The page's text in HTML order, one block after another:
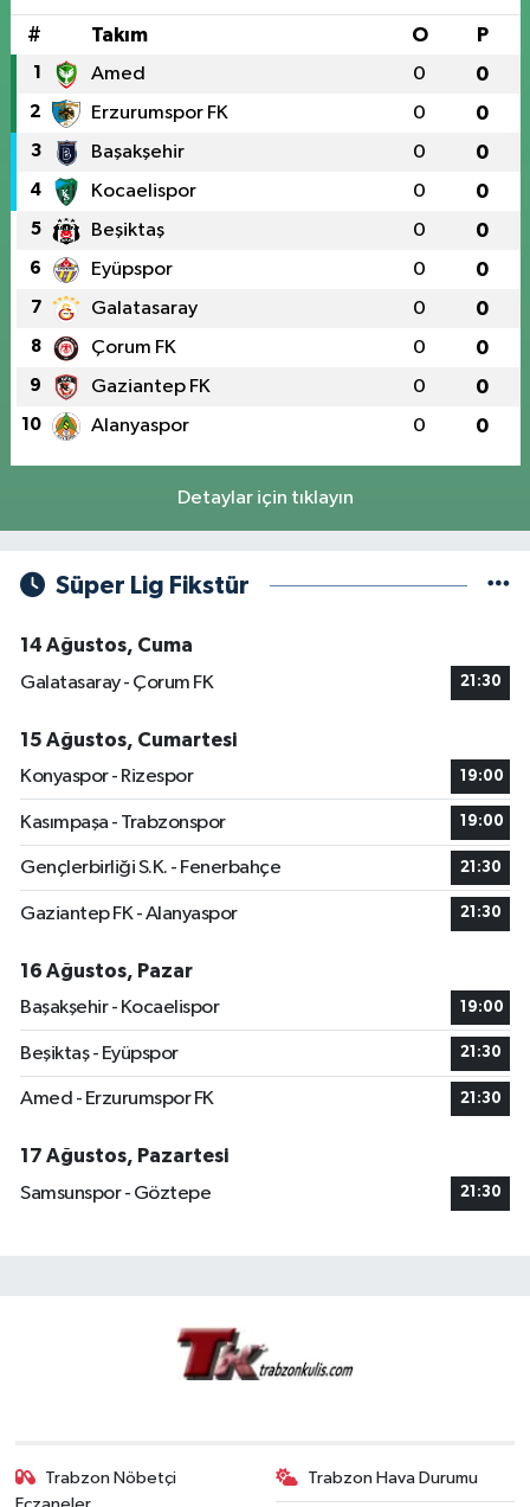
# Takım O P
1 Amed 0 0
2 Erzurumspor FK 0 0
3 Başakşehir 0 0
4 Kocaelispor 0 0
5 Beşiktaş 0 0
6 Eyüpspor 0 0
7 Galatasaray 0 0
8 Çorum FK 0 0
9 Gaziantep FK 0 0
10 Alanyaspor 0 0
Detaylar için tıklayın
Süper Lig Fikstür
14 Ağustos, Cuma
Galatasaray - Çorum FK
21:30
15 Ağustos, Cumartesi
Konyaspor - Rizespor
19:00
Kasımpaşa - Trabzonspor 19:00
Gençlerbirliği S.K. - Fenerbahçe 21:30
Gaziantep FK - Alanyaspor 21:30
16 Ağustos, Pazar
Başakşehir - Kocaelispor
19:00
Beşiktaş - Eyüpspor 21:30
Amed - Erzurumspor FK 21:30
17 Ağustos, Pazartesi
Samsunspor - Göztepe
21:30
Trabzon Nöbetçi
Eczaneler
Trabzon Hava Durumu